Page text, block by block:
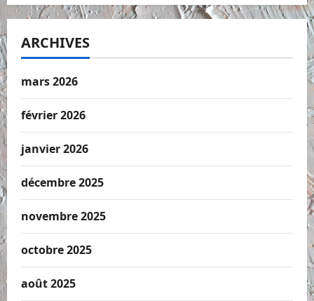
ARCHIVES
mars 2026
février 2026
janvier 2026
décembre 2025
novembre 2025
octobre 2025
août 2025